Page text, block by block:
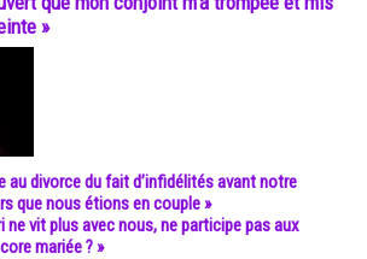
»
au divorce du fait d’infidélités avant notre
que nous étions en couple »
ne vit plus avec nous, ne participe pas aux
mariée ? »